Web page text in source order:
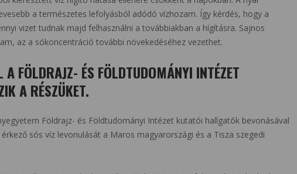
a természetes lefolyásból adódó vízhozam. Így kérdés, hogy a
vizet tudnak majd felhasználni a továbbiakban a hígításra. Sajnos
az a sókoncentráció további növekedéséhez vezethet.
FÖLDRAJZ- ÉS FÖLDTUDOMÁNYI INTÉZET
A RÉSZÜKET.
Földrajz- és Földtudományi Intézet kutatói hallgatók bevonásával
sós víz levonulását a Maros magyarországi és a Tisza szegedi